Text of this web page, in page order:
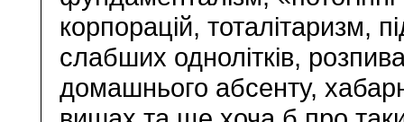
корпорацій, тоталітаризм,
слабших однолітків,
домашнього абсенту,